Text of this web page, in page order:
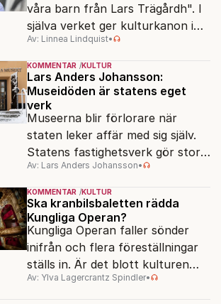
våra barn från Lars Trägårdh". I
själva verket ger kulturkanon i
skolan alla samma tillgång till den
svenska kulturen.
Av: Linnea Lindquist•
KOMMENTAR KULTUR
Lars Anders Johansson:
Museidöden är statens eget
verk
Museerna blir förlorare när
staten leker affär med sig själv.
Statens fastighetsverk gör stora
överskott – samtidigt som
museer hotas av nedläggning.
Av: Lars Anders Johansson•
KOMMENTAR KULTUR
Ska kranbilsbaletten rädda
Kungliga Operan?
Kungliga Operan faller sönder
inifrån och flera föreställningar
ställs in. Är det blott kulturen
som kan rädda konsten när
Av: Ylva Lagercrantz Spindler•